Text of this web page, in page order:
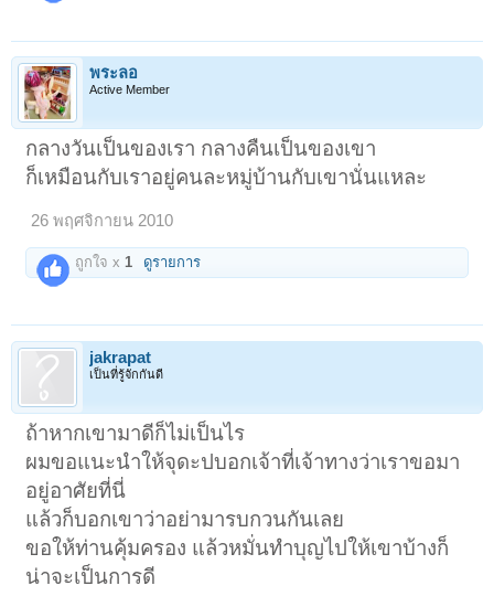
พระลอ
Active Member
กลางวันเป็นของเรา กลางคืนเป็นของเขา
ก็เหมือนกับเราอยู่คนละหมู่บ้านกับเขานั่นแหละ
26 พฤศจิกายน 2010
ถูกใจ x1 ดูรายการ
jakrapat
เป็นที่รู้จักกันดี
ถ้าหากเขามาดีก็ไม่เป็นไร
ผมขอแนะนำให้จุดะปบอกเจ้าที่เจ้าทางว่าเราขอมา
อยู่อาศัยที่นี่
แล้วก็บอกเขาว่าอย่ามารบกวนกันเลย
ขอให้ท่านคุ้มครอง แล้วหมั่นทำบุญไปให้เขาบ้างก็
น่าจะเป็นการดี